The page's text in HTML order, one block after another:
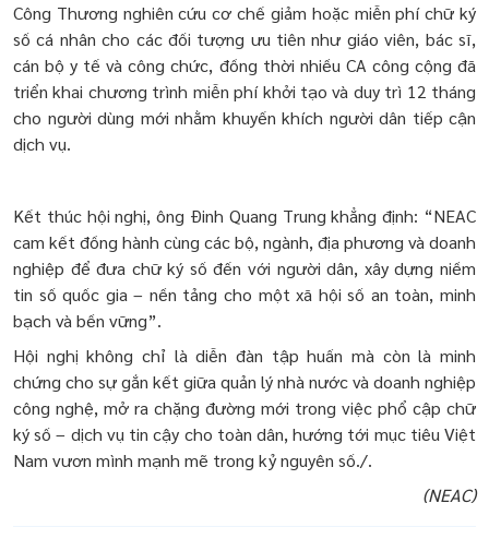
Công Thương nghiên cứu cơ chế giảm hoặc miễn phí chữ ký
số cá nhân cho các đối tượng ưu tiên như giáo viên, bác sĩ,
cán bộ y tế và công chức, đồng thời nhiều CA công cộng đã
triển khai chương trình miễn phí khởi tạo và duy trì 12 tháng
cho người dùng mới nhằm khuyến khích người dân tiếp cận
dịch vụ.
Kết thúc hội nghị, ông Đinh Quang Trung khẳng định: “NEAC
cam kết đồng hành cùng các bộ, ngành, địa phương và doanh
nghiệp để đưa chữ ký số đến với người dân, xây dựng niềm
tin số quốc gia – nền tảng cho một xã hội số an toàn, minh
bạch và bền vững”.
Hội nghị không chỉ là diễn đàn tập huấn mà còn là minh
chứng cho sự gắn kết giữa quản lý nhà nước và doanh nghiệp
công nghệ, mở ra chặng đường mới trong việc phổ cập chữ
ký số – dịch vụ tin cậy cho toàn dân, hướng tới mục tiêu Việt
Nam vươn mình mạnh mẽ trong kỷ nguyên số./.
(NEAC)